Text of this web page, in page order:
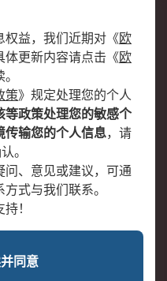
账户和付款
全球办事处
新闻中心
号
权益，我们近期对 《欧
体更新内容请点击 《欧
策》 规定处理您的个人
等政策处理您的敏感个
传输您的个人信息，请
。
问、意见或建议，可通
方式与我们联系。
！
同意